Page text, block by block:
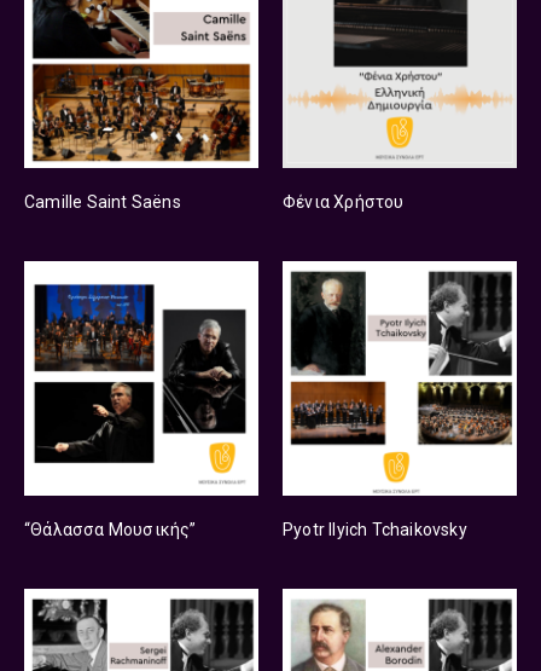
Camille Saint Saëns Φένια Χρήστου
“Θάλασσα Μουσικής” Pyotr Ilyich Tchaikovsky